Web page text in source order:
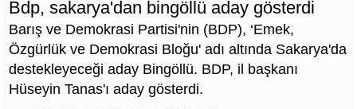
Bdp, sakarya'dan bingöllü aday gösterdi
Barış ve Demokrasi Partisi'nin (BDP), ‘Emek,
Özgürlük ve Demokrasi Bloğu' adı altında Sakarya'da
destekleyeceği aday Bingöllü. BDP, il başkanı
Hüseyin Tanas'ı aday gösterdi.